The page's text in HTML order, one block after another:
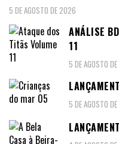
5 DE AGOSTO DE 2026
ANÁLISE
11
5 DE AGOSTO
5 DE AGOSTO